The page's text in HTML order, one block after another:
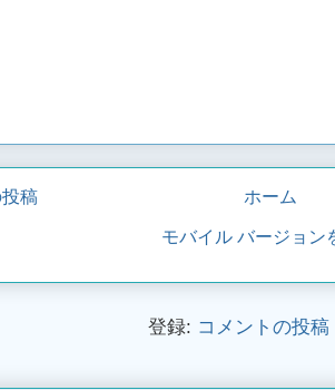
稿 ホーム
モバイル バージョン
登録: コメントの投